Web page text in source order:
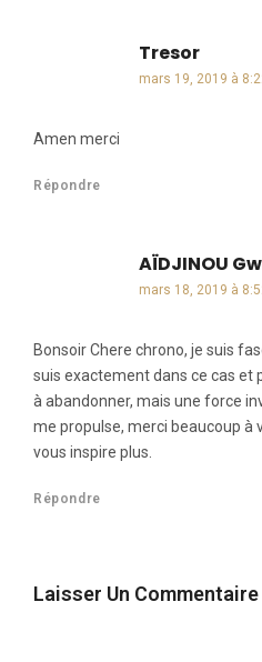
Tresordit :
mars 19, 2019 à
Amen merci
Répondre
AÏDJINOU
mars 18, 2019 à
Bonsoir Chere chrono, je suis
suis exactement dans ce cas et
à abandonner, mais une force
me propulse, merci beaucoup à
vous inspire plus.
Répondre
Laisser Un Commentaire